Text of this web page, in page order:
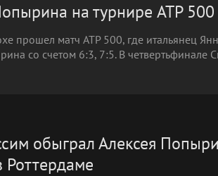
на турнире ATP
прошел матч ATP 500, где итальянец
со счетом 6:3, 7:5. В четвертьфинале
обыграл Алексея
Роттердаме